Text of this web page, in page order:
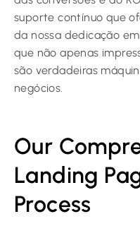
suporte contínuo que
da nossa dedicação
que não apenas
são verdadeiras
negócios.
Our
Landing
Process